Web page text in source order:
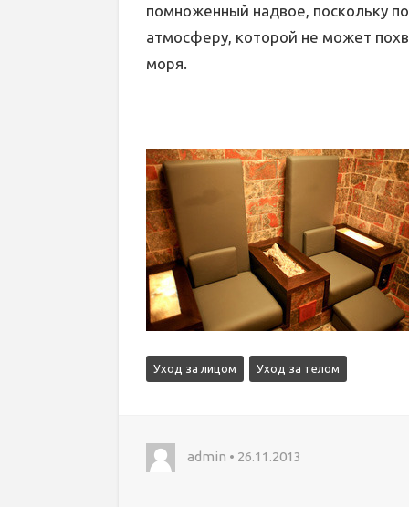
помноженный надвое, поскольку
атмосферу, которой не может
моря.
Уход за лицом Уход за телом
admin • 26.11.2013